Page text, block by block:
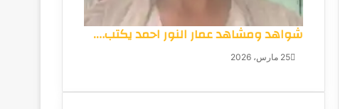
شواهد ومشاهد عمار النور احمد يكتب….
25 مارس، 2026